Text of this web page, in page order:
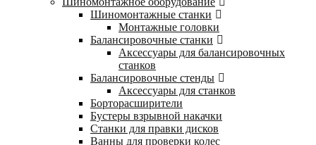
Шиномонтажные станки
Монтажные головки
Балансировочные станки
Аксессуары для балансировочных
станков
Балансировочные стенды
Аксессуары для станков
Борторасширители
Бустеры взрывной накачки
Станки для правки дисков
Ванны для проверки колес